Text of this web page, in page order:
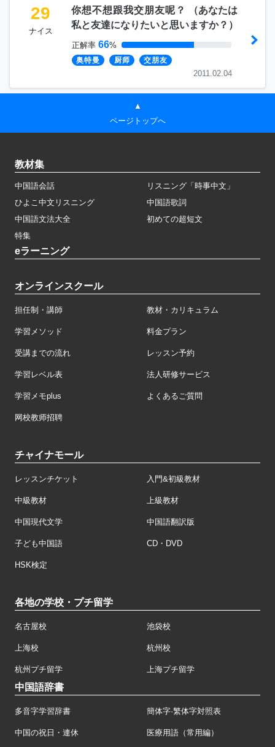
29
ナイス
你想不想跟我交朋友呢？ （あなたは
私と友達になりたいと思いますか？ ）
正解率 66%
奥特曼 厨师 交朋友
2011.02.04
▲
ページトップへ
教材集
中国語会話
リスニング「時事中文」
ひよこ中文リスニング
中国語歌詞
中国語文法大全
初めての超短文
特集
eラーニング
オンラインスクール
担任制・講師 教材・カリキュラム
学習メソッド 料金プラン
受講までの流れ レッスン予約
学習レベル表 法人研修サービス
学習メモplus よくあるご質問
网校教师招聘
チャイナモール
レッスンチケット 入門&初級教材
中級教材 上級教材
中国現代文学 中国語翻訳版
子ども中国語 CD・DVD
HSK検定
各地の学校・プチ留学
名古屋校 池袋校
上海校 杭州校
杭州プチ留学 上海プチ留学
中国語辞書
多音字学習辞書 簡体字·繁体字対照表
中国の祝日・連休 医療用語（常用編）